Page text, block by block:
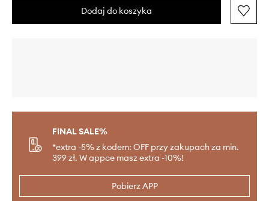
Dodaj do koszyka
FINAL SALE%
*extra -5% z kodem: OFF przy zakupach za min.
399 zł. W appce masz extra -10%!
Pobierz APP